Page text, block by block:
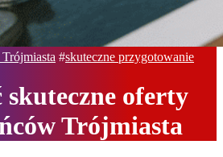
#skuteczne przygotowanie
oferty
Trójmiasta